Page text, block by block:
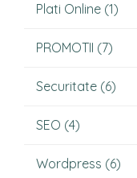
Plati Online (1)
PROMOTII (7)
Securitate (6)
SEO (4)
Wordpress (6)